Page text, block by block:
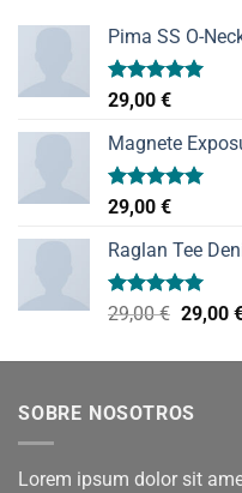
Pima SS O-
Valorado
con
de 5
29,00 €
Magnete
Valorado
con
de 5
29,00 €
Raglan Tee
Valorado
29,00€ El
original
29,00 €.
29,00
SOBRE NOSOTROS
Lorem ipsum dolor sit